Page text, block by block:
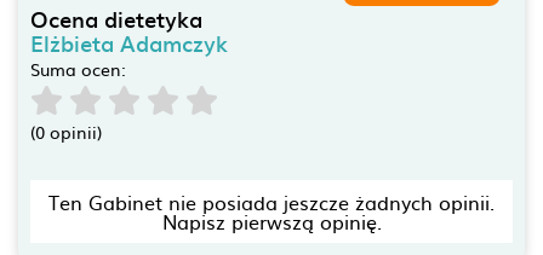
Ocena dietetyka
Elżbieta Adamczyk
Suma ocen:
(0 opinii)
Ten Gabinet nie posiada jeszcze żadnych opinii.
Napisz pierwszą opinię.